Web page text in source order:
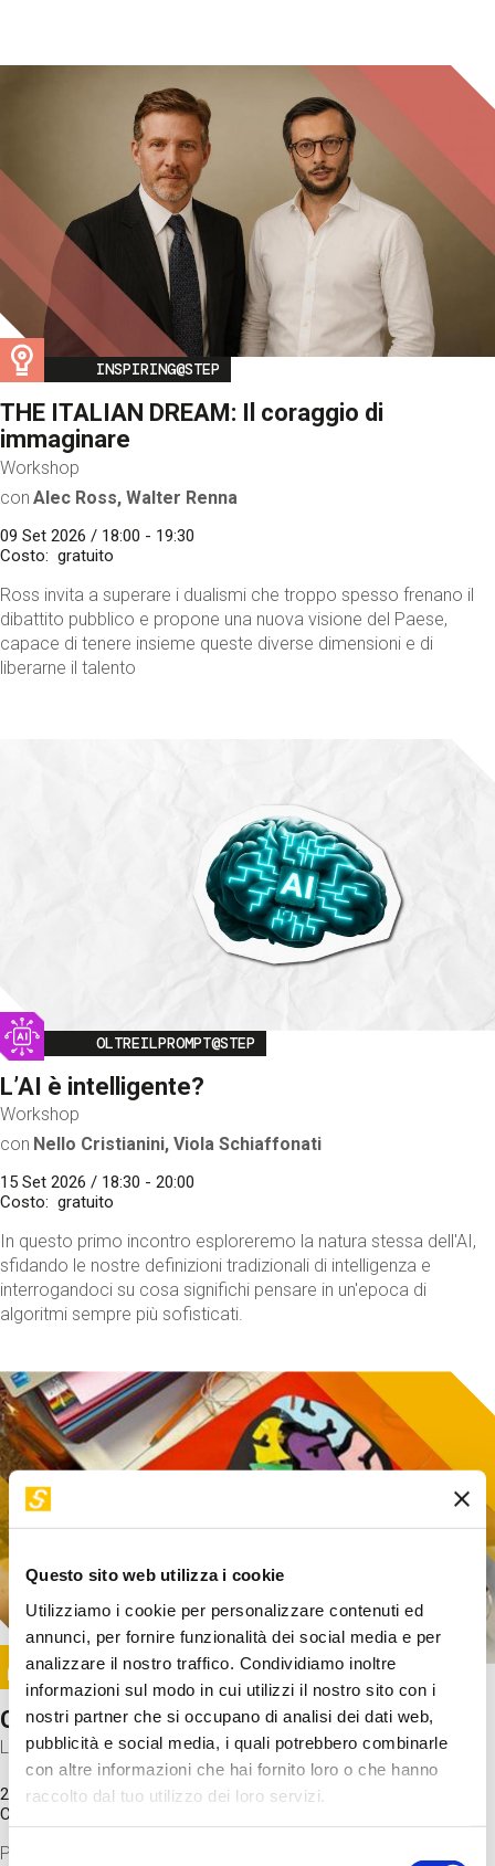
Questo sito web utilizza i cookie
Utilizziamo i cookie per personalizzare contenuti ed
annunci, per fornire funzionalità dei social media e per
analizzare il nostro traffico. Condividiamo inoltre
informazioni sul modo in cui utilizzi il nostro sito con i
nostri partner che si occupano di analisi dei dati web,
pubblicità e social media, i quali potrebbero combinarle
con altre informazioni che hai fornito loro o che hanno
raccolto dal tuo utilizzo dei loro servizi.
Selezione
Image
INSPIRING@STEP
THE ITALIAN DREAM: Il coraggio di
immaginare
Workshop
con Alec Ross, Walter Renna
09 Set 2026 / 18:00 - 19:30
Costo
gratuito
Ross invita a superare i dualismi che troppo spesso frenano il
dibattito pubblico e propone una nuova visione del Paese,
capace di tenere insieme queste diverse dimensioni e di
liberarne il talento
Image
OLTREILPROMPT@STEP
L’AI è intelligente?
Workshop
con Nello Cristianini, Viola Schiaffonati
15 Set 2026 / 18:30 - 20:00
Costo
gratuito
In questo primo incontro esploreremo la natura stessa dell'AI,
sfidando le nostre definizioni tradizionali di intelligenza e
interrogandoci su cosa significhi pensare in un'epoca di
algoritmi sempre più sofisticati.
Image
SUNDAY@STEP
Come funziona il cervello?
Laboratorio
20 Set 2026 / 11:15 - 13:00
Costo
Proveremo a costruire un cervello in cartoncino cercando di